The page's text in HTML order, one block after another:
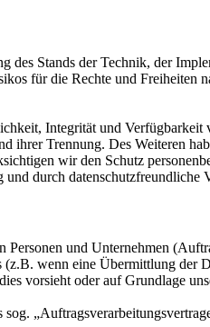
Stands der Technik, der
für die Rechte und Freiheiten
Integrität und
ihrer Trennung. Des Weiteren
wir den Schutz
und durch
Personen und Unternehmen
wenn eine Übermittlung
vorsieht oder auf Grundlage